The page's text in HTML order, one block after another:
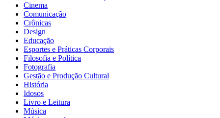
Cinema
Comunicação
Crônicas
Design
Educação
Esportes e Práticas Corporais
Filosofia e Política
Fotografia
Gestão e Produção Cultural
História
Idosos
Livro e Leitura
Música